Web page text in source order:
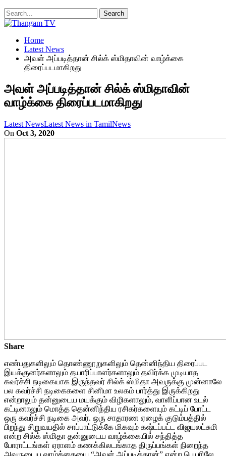
Home
Latest News
அவள் அப்படித்தான் சில்க் ஸ்மிதாவின் வாழ்க்கை
திரைப்படமாகிறது
அவள் அப்படித்தான் சில்க் ஸ்மிதாவின்
வாழ்க்கை திரைப்படமாகிறது
Latest NewsLatest News in TamilNews
On Oct 3, 2020
Share
எண்பதுகளிலும் தொண்ணூறுகளிலும் தென்னிந்திய திரைப்பட
இயக்குனர்களாலும் தயாரிப்பாளர்களாலும் தவிர்க்க முடியாத
கவர்ச்சி நடிகையாக இருந்தவர் சில்க் ஸ்மிதா அவருக்கு முன்னாலே
பல கவர்ச்சி நடிகைகளை சினிமா உலகம் பார்த்து இருக்கிறது
என்றாலும் தன்னுடைய மயக்கும் விழிகளாலும், வாளிப்பான உடல்
கட்டினாலும் மொத்த தென்னிந்திய ரசிகர்களையும் கட்டிப் போட்ட
ஒரு கவர்ச்சி நடிகை அவர். ஒரு சாதாரண ஏழைக் குடும்பத்தில்
பிறந்து சிறுவயதில் சாப்பாட்டுக்கே மிகவும் கஷ்டப்பட்ட விஜயலட்சுமி
என்ற சில்க் ஸ்மிதா தன்னுடைய வாழ்க்கையில் சந்தித்த
போராட்டங்கள் ஏராளம் கணக்கிலடங்காத திருப்பங்கள் நிறைந்த
அவருடைய வாழ்க்கையை “அவள் அப்படித்தான்” என்ற பெயரிலே